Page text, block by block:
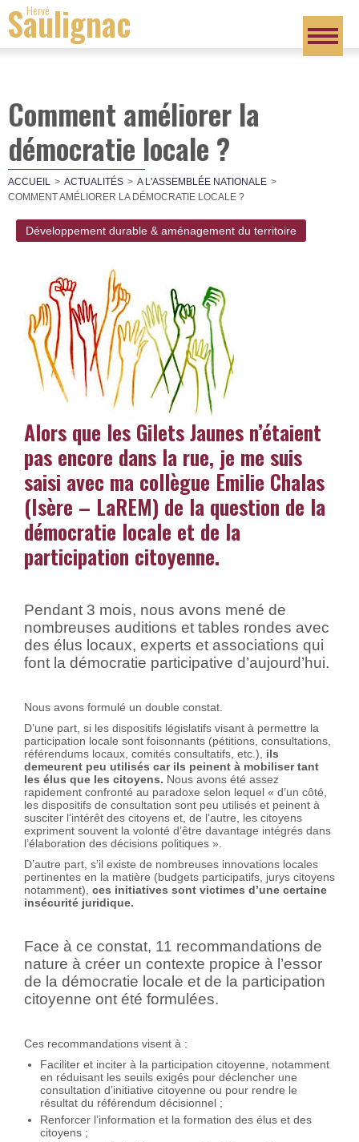
Hervé
Saulignac
Comment améliorer la
démocratie locale ?
ACCUEIL ACTUALITÉS
A L'ASSEMBLÉE NATIONALE
COMMENT AMÉLIORER LA DÉMOCRATIE LOCALE ?
Développement durable & aménagement du territoire
Alors que les Gilets Jaunes n’étaient
pas encore dans la rue, je me suis
saisi avec ma collègue Emilie Chalas
(Isère – LaREM) de la question de la
démocratie locale et de la
participation citoyenne.
Pendant 3 mois, nous avons mené de
nombreuses auditions et tables rondes avec
des élus locaux, experts et associations qui
font la démocratie participative d’aujourd’hui.
Nous avons formulé un double constat.
D’une part, si les dispositifs législatifs visant à permettre la
participation locale sont foisonnants (pétitions, consultations,
référendums locaux, comités consultatifs, etc.), ils
demeurent peu utilisés car ils peinent à mobiliser tant
les élus que les citoyens. Nous avons été assez
rapidement confronté au paradoxe selon lequel « d’un côté,
les dispositifs de consultation sont peu utilisés et peinent à
susciter l’intérêt des citoyens et, de l’autre, les citoyens
expriment souvent la volonté d’être davantage intégrés dans
l’élaboration des décisions politiques ».
D’autre part, s’il existe de nombreuses innovations locales
pertinentes en la matière (budgets participatifs, jurys citoyens
notamment), ces initiatives sont victimes d’une certaine
insécurité juridique.
Face à ce constat, 11 recommandations de
nature à créer un contexte propice à l’essor
de la démocratie locale et de la participation
citoyenne ont été formulées.
Ces recommandations visent à :
Faciliter et inciter à la participation citoyenne, notamment
en réduisant les seuils exigés pour déclencher une
consultation d’initiative citoyenne ou pour rendre le
résultat du référendum décisionnel ;
Renforcer l’information et la formation des élus et des
citoyens ;